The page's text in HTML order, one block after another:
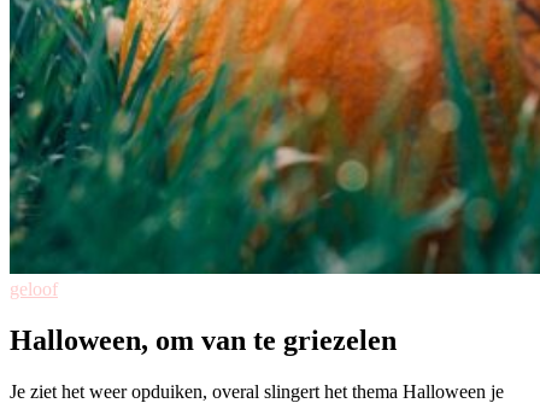
geloof
Halloween, om van te griezelen
Je ziet het weer opduiken, overal slingert het thema Halloween je